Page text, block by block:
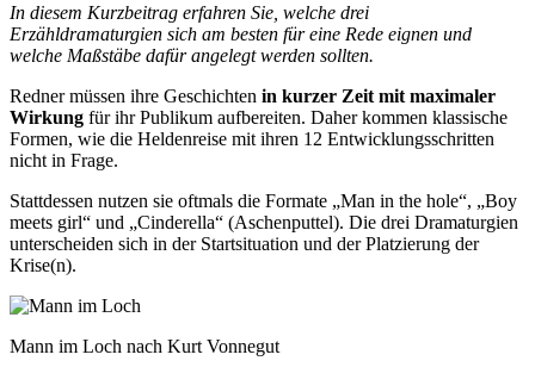
In diesem Kurzbeitrag erfahren Sie, welche drei
Erzähldramaturgien sich am besten für eine Rede eignen und
welche Maßstäbe dafür angelegt werden sollten.
Redner müssen ihre Geschichten in kurzer Zeit mit maximaler
Wirkung für ihr Publikum aufbereiten. Daher kommen klassische
Formen, wie die Heldenreise mit ihren 12 Entwicklungsschritten
nicht in Frage.
Stattdessen nutzen sie oftmals die Formate „Man in the hole“, „Boy
meets girl“ und „Cinderella“ (Aschenputtel). Die drei Dramaturgien
unterscheiden sich in der Startsituation und der Platzierung der
Krise(n).
Mann im Loch nach Kurt Vonnegut